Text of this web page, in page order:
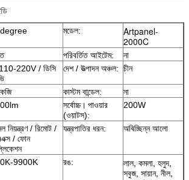
মডেল:
Artpanel-
2000C
পরিবর্তিত আইটেম:
না
220V / ডিসি
দেশ / উত্পাদন অঞ্চল: চীন
কাস্টম বান্ডেল:
না
সর্বোচ্চ। পাওয়ার
(ওয়াটস):
200W
নিয়ন্ত্রণ / রিমোট /
/ ফোন
যন্ত্রপাতির ধরন: অবিচ্ছিন্ন আলো
9900K রঙ:
লাল, কমলা, হলুদ,
সবুজ, সায়ান, নীল,